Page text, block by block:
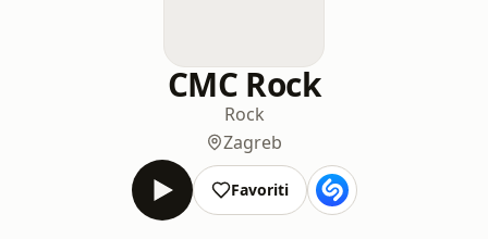
CMC Rock
Rock
Zagreb
Favoriti